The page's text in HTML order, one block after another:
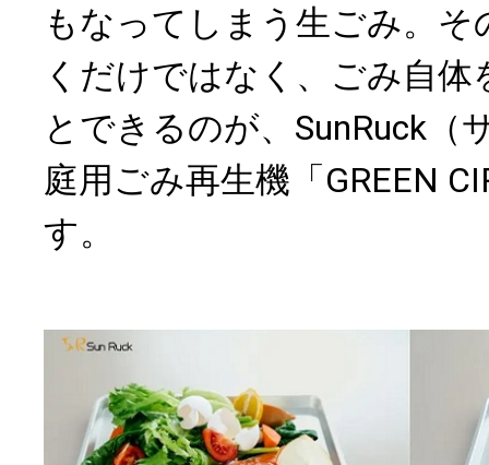
もなってしまう生ごみ。
くだけではなく、ごみ自
とできるのが、SunRuck（
庭用ごみ再生機「GREEN
す。